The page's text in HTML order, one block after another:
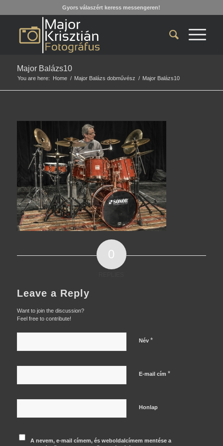
Gyors válaszért keress messengeren!
Major Balázs10
You are here: Home / Major Balázs dobművész / Major Balázs10
0
Leave a Reply
Want to join the discussion?
Feel free to contribute!
Név *
E-mail cím *
Honlap
A nevem, e-mail címem, és weboldalcímem mentése a